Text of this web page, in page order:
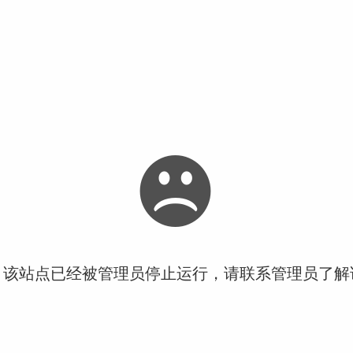
站点已经被管理员停止运行，请联系管理员了